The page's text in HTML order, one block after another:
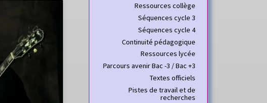
Ressources collège
Séquences cycle 3
Séquences cycle 4
Continuité pédagogique
Ressources lycée
Parcours avenir Bac -3 / Bac +3
Textes officiels
Pistes de travail et de
recherches